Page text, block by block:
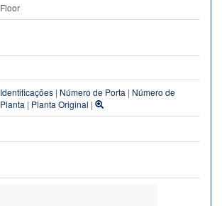
Floor
Identificações | Número de Porta | Número de
Planta | Planta Original |